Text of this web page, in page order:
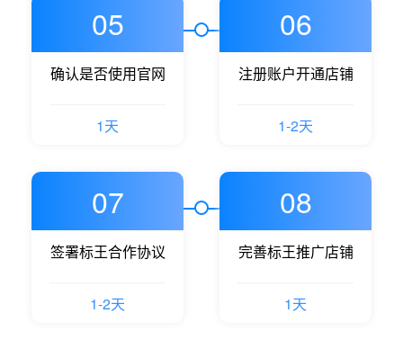
05
确认是否使用官网
1天
06
注册账户开通店铺
1-2天
07
签署标王合作协议
1-2天
08
完善标王推广店铺
1天